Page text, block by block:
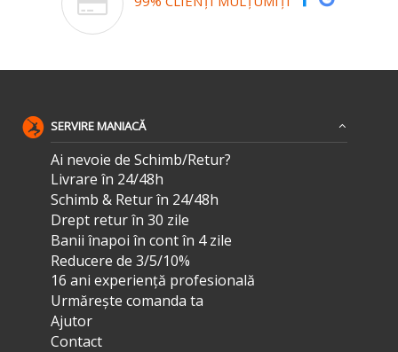
SERVIRE MANIACĂ
Ai nevoie de Schimb/Retur?
Livrare în 24/48h
Schimb & Retur în 24/48h
Drept retur în 30 zile
Banii înapoi în cont în 4 zile
Reducere de 3/5/10%
16 ani experiență profesională
Urmărește comanda ta
Ajutor
Contact